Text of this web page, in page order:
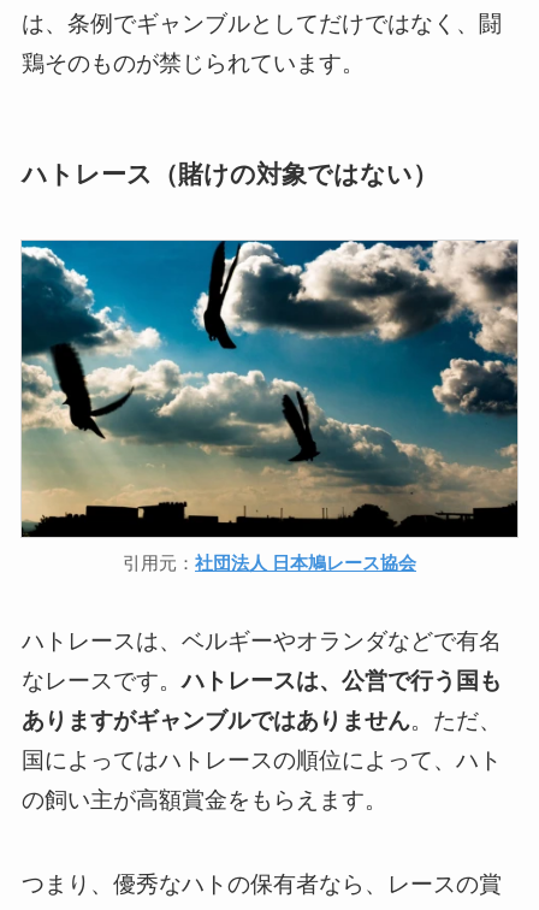
は、条例でギャンブルとしてだけではなく、闘
鶏そのものが禁じられています。
ハトレース（賭けの対象ではない）
引用元： 社団法人 日本鳩レース協会
ハトレースは、ベルギーやオランダなどで有名
なレースです。ハトレースは、公営で行う国も
ありますがギャンブルではありません。ただ、
国によってはハトレースの順位によって、ハト
の飼い主が高額賞金をもらえます。
つまり、優秀なハトの保有者なら、レースの賞